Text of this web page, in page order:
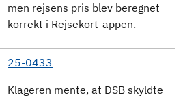
men rejsens pris blev beregnet
korrekt i Rejsekort-appen.
25-0433
Klageren mente, at DSB skyldte